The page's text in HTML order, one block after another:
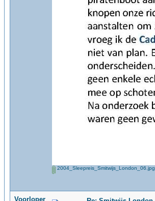
2004_Sleepreis_Smitwijs_London_06.jpg
Voorloper